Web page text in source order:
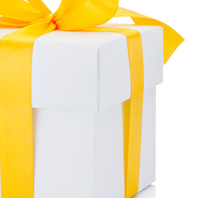
211,MS 231 ,MS 241,MS
,MS 462 MS 880
MSA
240 , FS 410